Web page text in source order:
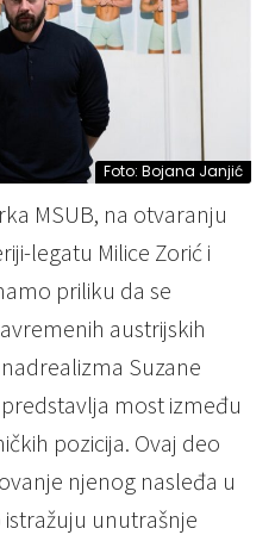
Foto: Bojana Janjić
MSUB, na otvaranju
legatu Milice Zorić i
priliku da se
austrijskih
Suzane
most između
pozicija. Ovaj deo
njenog nasleđa u
unutrašnje